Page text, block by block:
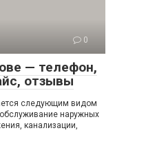
0
— телефон,
отзывы
следующим видом
обслуживание наружных
канализации,